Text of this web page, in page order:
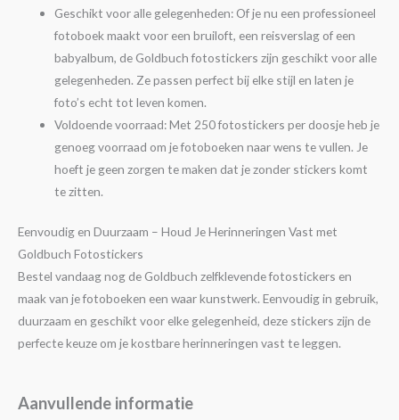
Geschikt voor alle gelegenheden: Of je nu een professioneel
fotoboek maakt voor een bruiloft, een reisverslag of een
babyalbum, de Goldbuch fotostickers zijn geschikt voor alle
gelegenheden. Ze passen perfect bij elke stijl en laten je
foto’s echt tot leven komen.
Voldoende voorraad: Met 250 fotostickers per doosje heb je
genoeg voorraad om je fotoboeken naar wens te vullen. Je
hoeft je geen zorgen te maken dat je zonder stickers komt
te zitten.
Eenvoudig en Duurzaam – Houd Je Herinneringen Vast met
Goldbuch Fotostickers
Bestel vandaag nog de Goldbuch zelfklevende fotostickers en
maak van je fotoboeken een waar kunstwerk. Eenvoudig in gebruik,
duurzaam en geschikt voor elke gelegenheid, deze stickers zijn de
perfecte keuze om je kostbare herinneringen vast te leggen.
Aanvullende informatie